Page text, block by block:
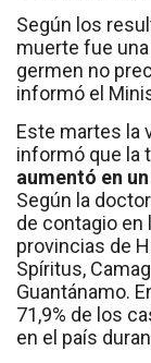
Según los
muerte fue
germen no
informó el
Este martes la
informó que la
aumentó en un
Según la
de contagio en
provincias de
Spíritus,
Guantánamo.
71,9% de los
en el país